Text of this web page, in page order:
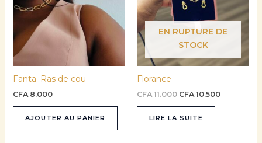
Fanta_Ras de cou
CFA8.000
AJOUTER AU PANIER
EN RUPTURE DE
STOCK
Florance
CFA11.000 CFA 10.500
LIRE LA SUITE